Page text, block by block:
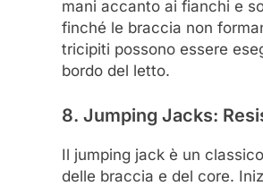
mani accanto ai fianchi e
finché le braccia non
tricipiti possono essere
bordo del letto.
8. Jumping Jacks:
Il jumping jack è un
delle braccia e del core.